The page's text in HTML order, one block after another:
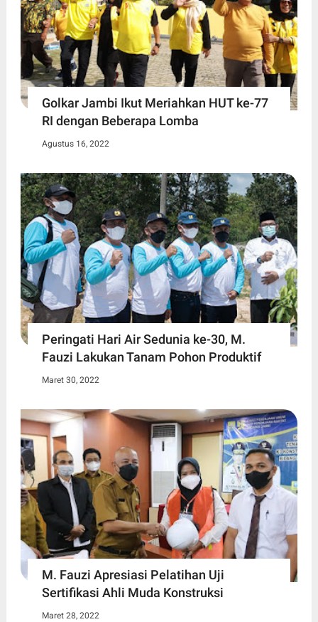
Golkar Jambi Ikut Meriahkan HUT ke-77
RI dengan Beberapa Lomba
Agustus 16, 2022
Peringati Hari Air Sedunia ke-30, M.
Fauzi Lakukan Tanam Pohon Produktif
Maret 30, 2022
M. Fauzi Apresiasi Pelatihan Uji
Sertifikasi Ahli Muda Konstruksi
Maret 28, 2022